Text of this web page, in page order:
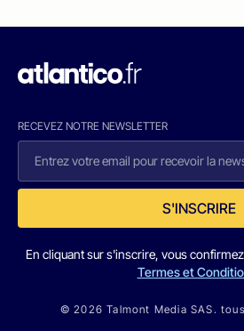
RECEVEZ NOTRE NEWSLETTER
S'INSCRIRE
En cliquant sur s'inscrire, vous
Termes et
© 2026 Talmont Media SAS.